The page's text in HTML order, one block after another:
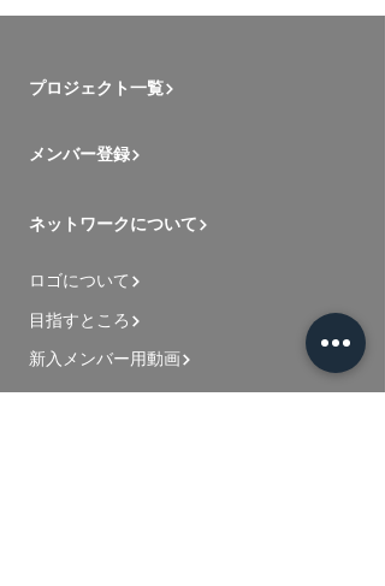
プロジェクト一覧
メンバー登録
ネットワークについて
ロゴについて
目指すところ
新入メンバー用動画